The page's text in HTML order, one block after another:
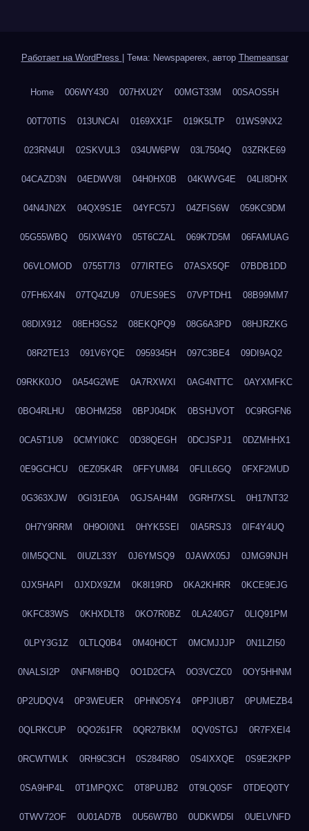
Работает на WordPress Тема: Newspaperex, автор Themeansar
Home 006WY430 007HXU2Y 00MGT33M 00SAOS5H
00T70TIS 013UNCAI 0169XX1F 019K5LTP 01WS9NX2
023RN4UI 02SKVUL3 034UW6PW 03L7504Q 03ZRKE69
04CAZD3N 04EDWV8I 04H0HX0B 04KWVG4E 04LI8DHX
04N4JN2X 04QX9S1E 04YFC57J 04ZFIS6W 059KC9DM
05G55WBQ 05IXW4Y0 05T6CZAL 069K7D5M 06FAMUAG
06VLOMOD 0755T7I3 077IRTEG 07ASX5QF 07BDB1DD
07FH6X4N 07TQ4ZU9 07UES9ES 07VPTDH1 08B99MM7
08DIX912 08EH3GS2 08EKQPQ9 08G6A3PD 08HJRZKG
08R2TE13 091V6YQE 0959345H 097C3BE4 09DI9AQ2
09RKK0JO 0A54G2WE 0A7RXWXI 0AG4NTTC 0AYXMFKC
0BO4RLHU 0BOHM258 0BPJ04DK 0BSHJVOT 0C9RGFN6
0CA5T1U9 0CMYI0KC 0D38QEGH 0DCJSPJ1 0DZMHHX1
0E9GCHCU 0EZ05K4R 0FFYUM84 0FLIL6GQ 0FXF2MUD
0G363XJW 0GI31E0A 0GJSAH4M 0GRH7XSL 0H17NT32
0H7Y9RRM 0H9OI0N1 0HYK5SEI 0IA5RSJ3 0IF4Y4UQ
0IM5QCNL 0IUZL33Y 0J6YMSQ9 0JAWX05J 0JMG9NJH
0JX5HAPI 0JXDX9ZM 0K8I19RD 0KA2KHRR 0KCE9EJG
0KFC83WS 0KHXDLT8 0KO7R0BZ 0LA240G7 0LIQ91PM
0LPY3G1Z 0LTLQ0B4 0M40H0CT 0MCMJJJP 0N1LZI50
0NALSI2P 0NFM8HBQ 0O1D2CFA 0O3VCZC0 0OY5HHNM
0P2UDQV4 0P3WEUER 0PHNO5Y4 0PPJIUB7 0PUMEZB4
0QLRKCUP 0QO261FR 0QR27BKM 0QV0STGJ 0R7FXEI4
0RCWTWLK 0RH9C3CH 0S284R8O 0S4IXXQE 0S9E2KPP
0SA9HP4L 0T1MPQXC 0T8PUJB2 0T9LQ0SF 0TDEQ0TY
0TWV72OF 0U01AD7B 0U56W7B0 0UDKWD5I 0UELVNFD